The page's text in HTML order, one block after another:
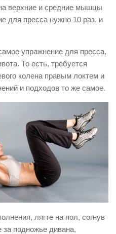
верхние и средние мышцы
для пресса нужно 10 раз, и
упражнение для пресса,
То есть, требуется
колена правым локтем и
и подходов то же самое.
лягте на пол, согнув
за подножье дивана,